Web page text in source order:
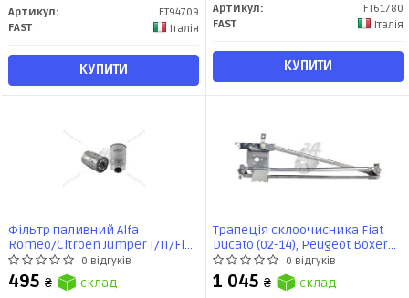
Артикул:
FT94709
FAST
Італія
КУПИТИ
Артикул:
FT61780
FAST
Італія
КУПИТИ
Фільтр паливний Alfa
Romeo/Citroen Jumper I/II/Fiat
Brava, Bravo, Doblo I, Ducato,
Marea, Palio, Punto II, Stilo,
Strada (WF8277) WIX
0 відгуків
495 ₴ склад
Трапеція склоочисника Fiat
Ducato (02-14), Peugeot Boxer
(02-14),Citroen Jumper (02-14)
(VWA 1651) StartVOLT
0 відгуків
1 045 ₴ склад